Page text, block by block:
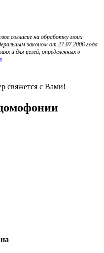
согласие на обработку моих
законом от 27.07.2006 года
и для целей, определенных в
свяжется с Вами!